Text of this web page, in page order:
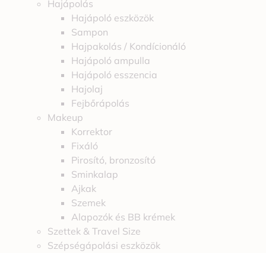
Hajápolás
Hajápoló eszközök
Sampon
Hajpakolás / Kondícionáló
Hajápoló ampulla
Hajápoló esszencia
Hajolaj
Fejbőrápolás
Makeup
Korrektor
Fixáló
Pirosító, bronzosító
Sminkalap
Ajkak
Szemek
Alapozók és BB krémek
Szettek & Travel Size
Szépségápolási eszközök